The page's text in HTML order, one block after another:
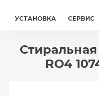
УСТАНОВКА СЕРВИС
RO4